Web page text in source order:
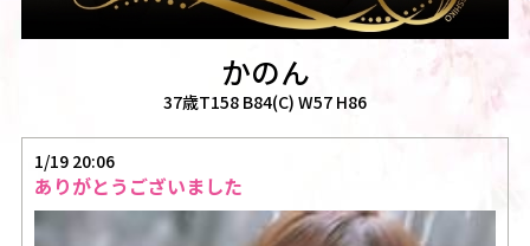
かのん
37歳T158 B84(C) W57 H86
1/19 20:06
ありがとうございました